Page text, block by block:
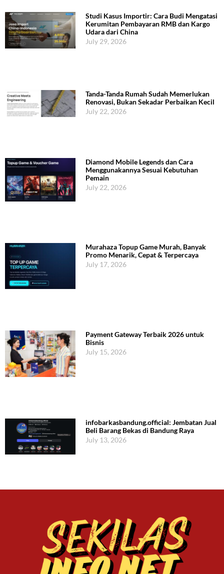
Studi Kasus Importir: Cara Budi Mengatasi
Kerumitan Pembayaran RMB dan Kargo
Udara dari China
July 29, 2026
Tanda-Tanda Rumah Sudah Memerlukan
Renovasi, Bukan Sekadar Perbaikan Kecil
July 22, 2026
Diamond Mobile Legends dan Cara
Menggunakannya Sesuai Kebutuhan
Pemain
July 22, 2026
Murahaza Topup Game Murah, Banyak
Promo Menarik, Cepat & Terpercaya
July 17, 2026
Payment Gateway Terbaik 2026 untuk
Bisnis
July 15, 2026
infobarkasbandung.official: Jembatan Jual
Beli Barang Bekas di Bandung Raya
July 13, 2026